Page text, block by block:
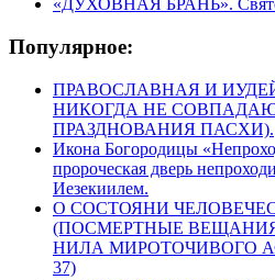
«ДУХОВНАЯ БРАНЬ». Свято-
Популярное:
ПРАВОСЛАВНАЯ И
НИКОГДА НЕ
ПРАЗДНОВАНИЯ ПАСХИ).
Икона Богородицы
пророческая дверь
Иезекиилем.
О СОСТОЯНИ
(ПОСМЕРТНЫЕ
НИЛА МИРОТОЧИВОГО
37)